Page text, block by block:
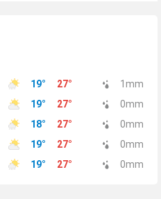
19° 27° 1 mm
19° 27° 0mm
18° 27° 0mm
19° 27° 0mm
19° 27° 0mm